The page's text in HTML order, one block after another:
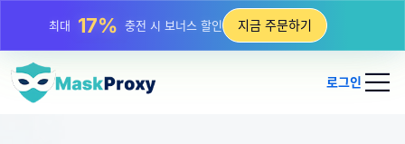
최대 25% 정적 IP 구매 할인
최대 81%
지금 주문하기
로그인